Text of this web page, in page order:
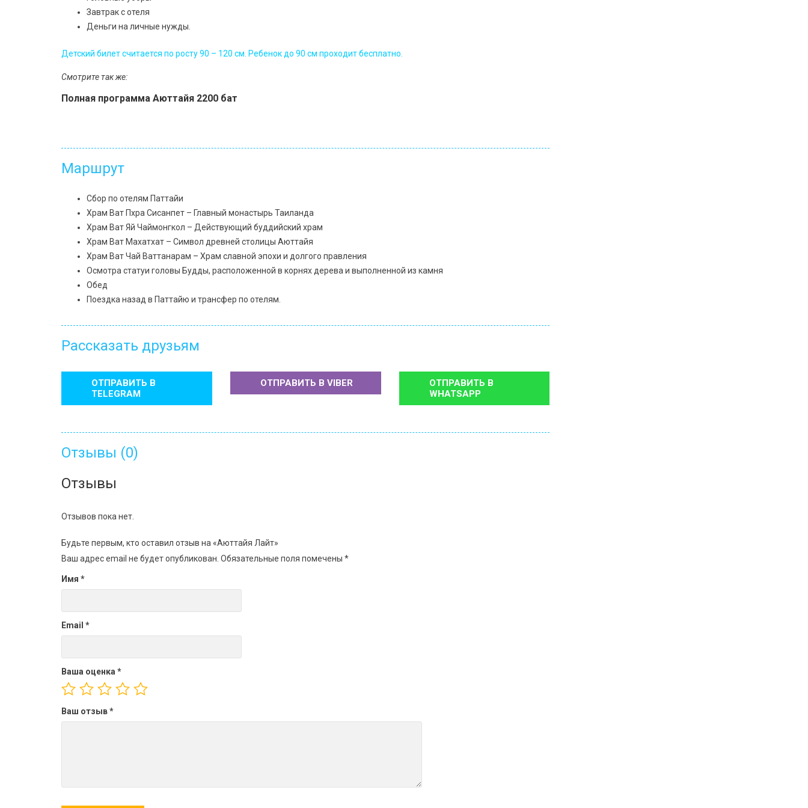
Завтрак с отеля
Деньги на личные нужды.
Детский билет считается по росту 90 – 120 см. Ребенок до 90 см проходит бесплатно.
Смотрите так же:
Полная программа Аюттайя 2200 бат
Маршрут
Сбор по отелям Паттайи
Храм Ват Пхра Сисанпет – Главный монастырь Таиланда
Храм Ват Яй Чаймонгкол – Действующий буддийский храм
Храм Ват Махатхат – Символ древней столицы Аюттайя
Храм Ват Чай Ваттанарам – Храм славной эпохи и долгого правления
Осмотра статуи головы Будды, расположенной в корнях дерева и выполненной из камня
Обед
Поездка назад в Паттайю и трансфер по отелям.
Рассказать друзьям
ОТПРАВИТЬ В
TELEGRAM
ОТПРАВИТЬ В VIBER
ОТПРАВИТЬ В
WHATSAPP
Отзывы (0)
Отзывы
Отзывов пока нет.
Будьте первым, кто оставил отзыв на «Аюттайя Лайт»
Ваш адрес email не будет опубликован. Обязательные поля помечены *
Имя *
Email *
Ваша оценка *
Ваш отзыв*